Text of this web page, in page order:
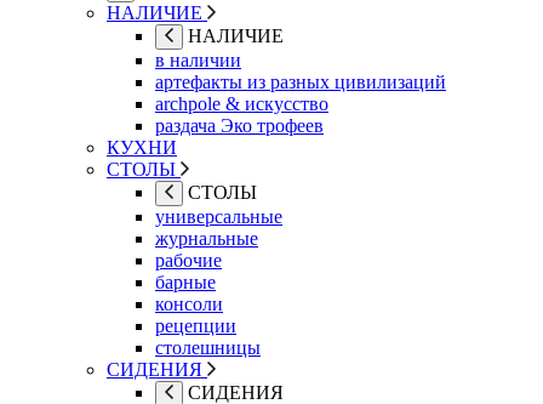
НАЛИЧИЕ
НАЛИЧИЕ
в наличии
артефакты из разных цивилизаций
archpole & искусство
раздача Эко трофеев
КУХНИ
СТОЛЫ
СТОЛЫ
универсальные
журнальные
рабочие
барные
консоли
рецепции
столешницы
СИДЕНИЯ
СИДЕНИЯ